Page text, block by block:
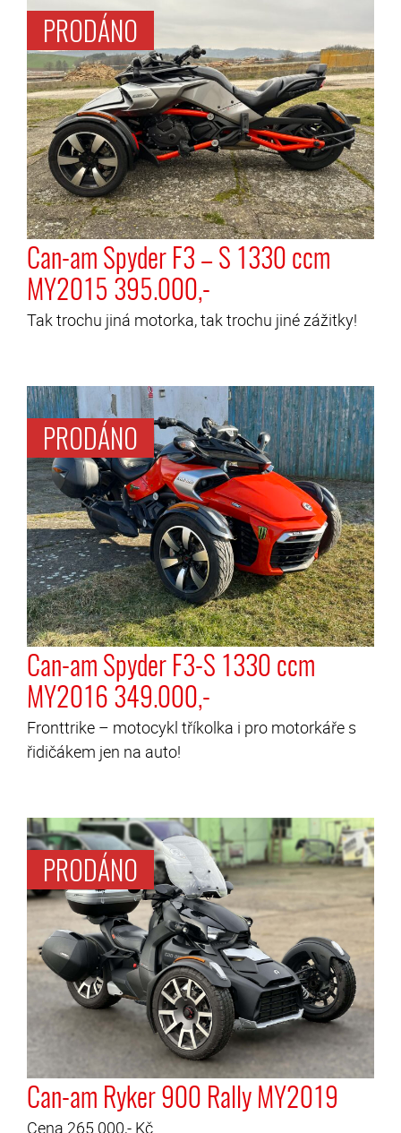
Can-am Spyder F3 – S 1330 ccm
MY2015 395.000,-
Tak trochu jiná motorka, tak trochu jiné zážitky!
Can-am Spyder F3-S 1330 ccm
MY2016 349.000,-
Fronttrike – motocykl tříkolka i pro motorkáře s
řidičákem jen na auto!
Can-am Ryker 900 Rally MY2019
Cena 265.000,- Kč